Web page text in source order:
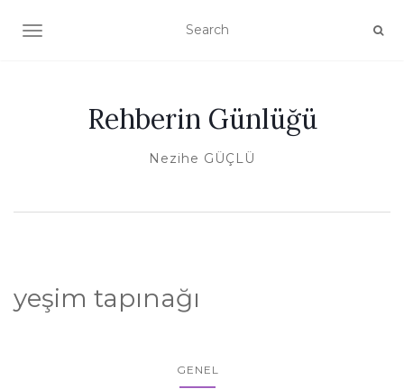
TOGGLE NAVIGATION
Rehberin Günlüğü
Nezihe GÜÇLÜ
yeşim tapınağı
GENEL